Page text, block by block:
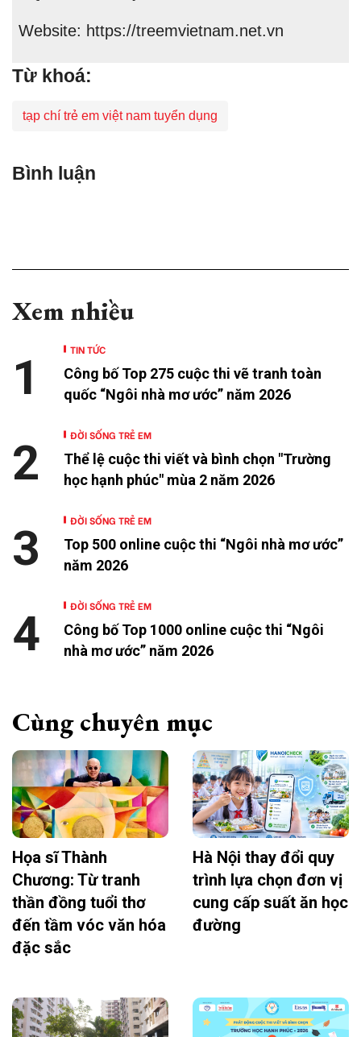
Website: https://treemvietnam.net.vn
Từ khoá:
tạp chí trẻ em việt nam tuyển dụng
Bình luận
Xem nhiều
TIN TỨC
Công bố Top 275 cuộc thi vẽ tranh toàn
quốc “Ngôi nhà mơ ước” năm 2026
1
ĐỜI SỐNG TRẺ EM
Thể lệ cuộc thi viết và bình chọn "Trường
học hạnh phúc" mùa 2 năm 2026
2
ĐỜI SỐNG TRẺ EM
Top 500 online cuộc thi “Ngôi nhà mơ ước”
năm 2026
3
ĐỜI SỐNG TRẺ EM
Công bố Top 1000 online cuộc thi “Ngôi
nhà mơ ước” năm 2026
4
Cùng chuyên mục
Họa sĩ Thành
Chương: Từ tranh
thần đồng tuổi thơ
đến tầm vóc văn hóa
đặc sắc
Hà Nội thay đổi quy
trình lựa chọn đơn vị
cung cấp suất ăn học
đường